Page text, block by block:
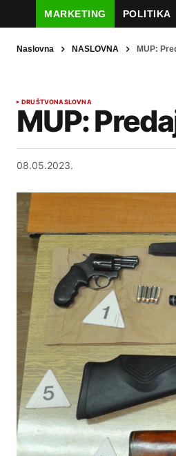
MARKETING POLITIKA
Naslovna NASLOVNA MUP:
DRUŠTVONASLOVNA
MUP:
08.05.2023.